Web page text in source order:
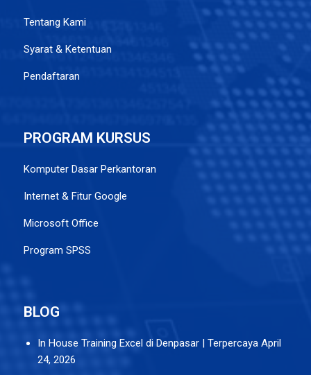
Tentang Kami
Syarat & Ketentuan
Pendaftaran
PROGRAM KURSUS
Komputer Dasar Perkantoran
Internet & Fitur Google
Microsoft Office
Program SPSS
BLOG
In House Training Excel di Denpasar | Terpercaya April
24, 2026